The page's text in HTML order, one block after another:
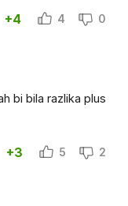
+4 4 0
bi bila razlika plus
+3 5 2